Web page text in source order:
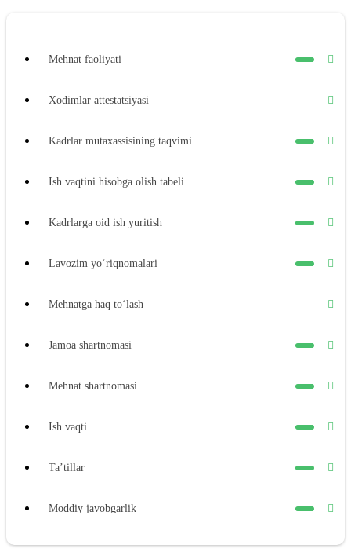
Mehnat faoliyati
Xodimlar attestatsiyasi
Kadrlar mutaхassisining taqvimi
Ish vaqtini hisobga olish tabeli
Kadrlarga oid ish yuritish
Lavozim yoʻriqnomalari
Mehnatga haq toʻlash
Jamoa shartnomasi
Mehnat shartnomasi
Ish vaqti
Ta’tillar
Moddiy javobgarlik
Xodimning moddiy javobgarligi